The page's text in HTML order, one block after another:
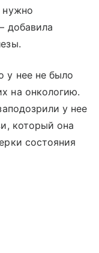
нужно
добавила
у нее не было
на онкологию.
у нее
который она
состояния